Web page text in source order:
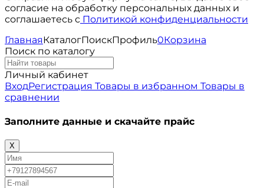
согласие на обработку персональных данных и
соглашаетесь с Политикой конфиденциальности
Главная КаталогПоискПрофиль0Корзина
Поиск по каталогу
Личный кабинет
ВходРегистрация Товары в избранном Товары в
сравнении
Заполните данные и скачайте прайс
X